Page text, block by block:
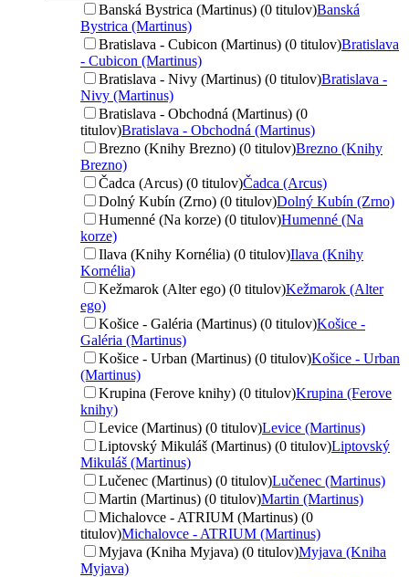
Banská Bystrica (Martinus) (0 titulov)Banská
Bystrica (Martinus)
Bratislava - Cubicon (Martinus) (0 titulov)Bratislava
- Cubicon (Martinus)
Bratislava - Nivy (Martinus) (0 titulov)Bratislava -
Nivy (Martinus)
Bratislava - Obchodná (Martinus) (0
titulov)Bratislava - Obchodná (Martinus)
Brezno (Knihy Brezno) (0 titulov)Brezno (Knihy
Brezno)
Čadca (Arcus) (0 titulov)Čadca (Arcus)
Dolný Kubín (Zrno) (0 titulov)Dolný Kubín (Zrno)
Humenné (Na korze) (0 titulov)Humenné (Na
korze)
Ilava (Knihy Kornélia) (0 titulov)Ilava (Knihy
Kornélia)
Kežmarok (Alter ego) (0 titulov)Kežmarok (Alter
ego)
Košice - Galéria (Martinus) (0 titulov)Košice -
Galéria (Martinus)
Košice - Urban (Martinus) (0 titulov)Košice - Urban
(Martinus)
Krupina (Ferove knihy) (0 titulov)Krupina (Ferove
knihy)
Levice (Martinus) (0 titulov)Levice (Martinus)
Liptovský Mikuláš (Martinus) (0 titulov)Liptovský
Mikuláš (Martinus)
Lučenec (Martinus) (0 titulov)Lučenec (Martinus)
Martin (Martinus) (0 titulov)Martin (Martinus)
Michalovce - ATRIUM (Martinus) (0
titulov)Michalovce - ATRIUM (Martinus)
Myjava (Kniha Myjava) (0 titulov)Myjava (Kniha
Myjava)